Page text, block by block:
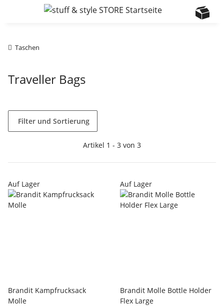
Taschen
Traveller Bags
Filter und Sortierung
Artikel 1 - 3 von 3
Auf Lager
Brandit Kampfrucksack
Molle
Auf Lager
Brandit Molle Bottle Holder
Flex Large